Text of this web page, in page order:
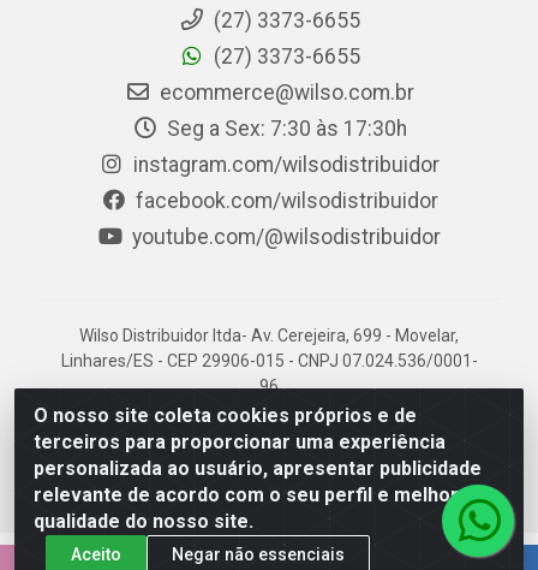
O nosso site coleta cookies próprios e de
terceiros para proporcionar uma experiência
personalizada ao usuário, apresentar publicidade
relevante de acordo com o seu perfil e melhorar a
qualidade do nosso site.
Aceito Negar não essenciais
(27) 3373-6655
(27) 3373-6655
ecommerce@wilso.com.br
Seg a Sex: 7:30 às 17:30h
instagram.com/wilsodistribuidor
facebook.com/wilsodistribuidor
youtube.com/@wilsodistribuidor
Wilso Distribuidor ltda- Av. Cerejeira, 699 - Movelar,
Linhares/ES - CEP 29906-015 - CNPJ 07.024.536/0001-
96